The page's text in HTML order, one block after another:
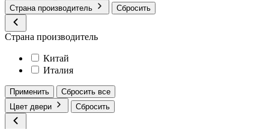
Страна производитель
Сбросить
Страна производитель
Китай
Италия
Применить
Сбросить все
Цвет двери
Сбросить